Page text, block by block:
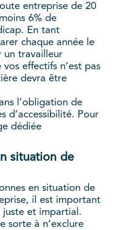
entreprise de 20
6% de
En tant
chaque année le
un travailleur
effectifs n’est pas
devra être
l’obligation de
d’accessibilité. Pour
dédiée
situation de
en situation de
il est important
et impartial.
sorte à n’exclure